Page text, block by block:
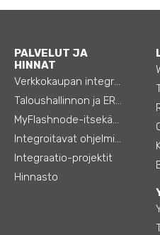
PALVELUT JA
HINNAT
Verkkokaupan integraatiot
Taloushallinnon ja ERP:n integraatiot
MyFlashnode-itsekäyttö-automaatio
Integroitavat ohjelmistot
Integraatio-projektit
Hinnasto